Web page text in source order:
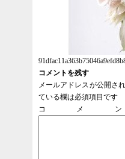
コメントを残す
メールアドレスが公開さ
ている欄は必須項目です
コ